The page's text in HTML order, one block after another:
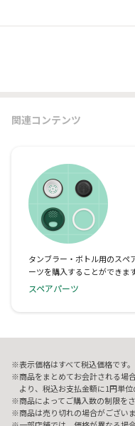
関連コンテンツ
タンブラー・ボトル用のスペ
ーツを購入することができます
スペアパーツ
表示価格はすべて税込価格です。
商品をまとめてお会計される場
より、税込お支払金額に1円単
商品によってご購入数の制限を
商品は売り切れの場合がございま